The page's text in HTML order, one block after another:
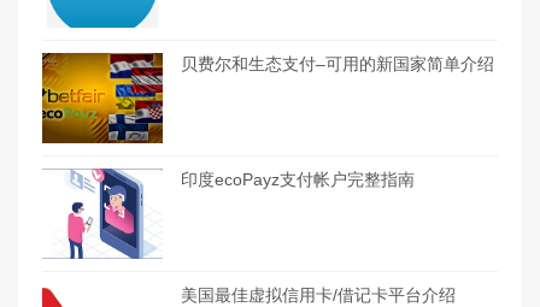
贝费尔和生态支付–可用的新国家简单介绍
印度ecoPayz支付帐户完整指南
美国最佳虚拟信用卡/借记卡平台介绍